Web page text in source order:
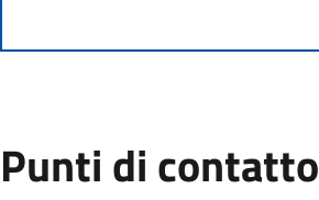
Punti di contatto